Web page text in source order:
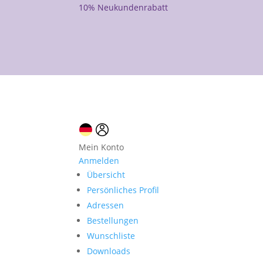
10% Neukundenrabatt
Mein Konto
Anmelden
Übersicht
Persönliches Profil
Adressen
Bestellungen
Wunschliste
Downloads